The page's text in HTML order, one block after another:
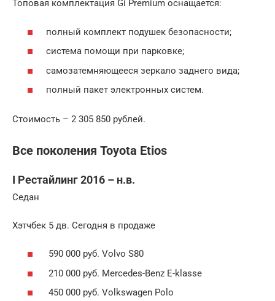
Топовая комплектация Gi Premium оснащается:
полный комплект подушек безопасности;
система помощи при парковке;
самозатемняющееся зеркало заднего вида;
полный пакет электронных систем.
Стоимость – 2 305 850 рублей.
Все поколения Toyota Etios
I Рестайлинг 2016 – н.в.
Седан
Хэтчбек 5 дв. Сегодня в продаже
590 000 руб. Volvo S80
210 000 руб. Mercedes-Benz E-klasse
450 000 руб. Volkswagen Polo